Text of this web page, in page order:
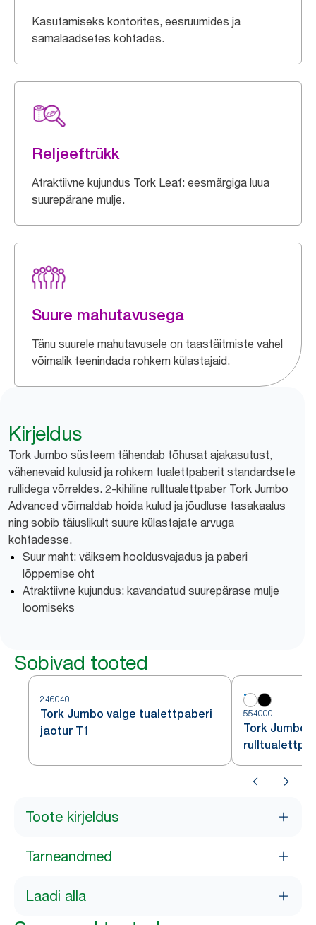
Kasutamiseks kontorites, eesruumides ja
samalaadsetes kohtades.
Reljeeftrükk
Atraktiivne kujundus Tork Leaf: eesmärgiga luua
suurepärane mulje.
Suure mahutavusega
Tänu suurele mahutavusele on taastäitmiste vahel
võimalik teenindada rohkem külastajaid.
Kirjeldus
Tork Jumbo süsteem tähendab tõhusat ajakasutust,
vähenevaid kulusid ja rohkem tualettpaberit standardsete
rullidega võrreldes. 2-kihiline rulltualettpaber Tork Jumbo
Advanced võimaldab hoida kulud ja jõudluse tasakaalus
ning sobib täiuslikult suure külastajate arvuga
kohtadesse.
Suur maht: väiksem hooldusvajadus ja paberi
lõppemise oht
Atraktiivne kujundus: kavandatud suurepärase mulje
loomiseks
Sobivad tooted
246040
Tork Jumbo valge tualettpaberi
jaotur T1
554000
Tork Jumbo
Toote kirjeldus
Tarneandmed
Laadi alla